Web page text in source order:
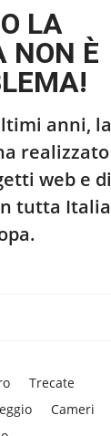
LA
NON È
anni, la
realizzato
web e di
tutta Italia
Trecate
Cameri